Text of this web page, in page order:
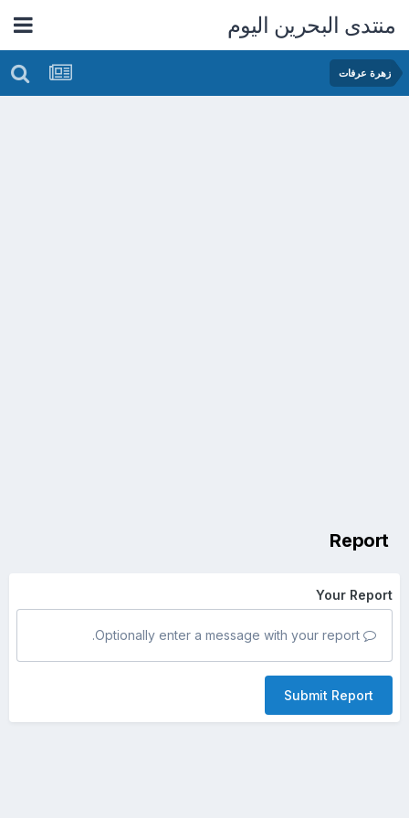
منتدى البحرين اليوم
زهرة عرفات
Report
Your Report
Submit Report